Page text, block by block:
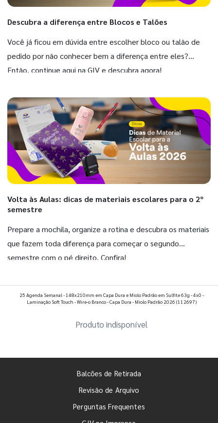
Descubra a diferença entre Blocos e Talões
Você já ficou em dúvida entre escolher bloco ou talão de
pedido por não conhecer bem a diferença entre eles?
Então, continue aqui na GIV e descubra agora!
Volta às Aulas: dicas de materiais escolares para o 2º
semestre
Prepare a mochila, organize a rotina e descubra os materiais
que fazem toda diferença para começar o segundo
semestre com o pé direito. Confira!
25 Agenda Semanal - 148x210mm em Capa Dura e Miolo Padrão em Sulfite 63g - 4x0 -
Laminação Soft Touch - Wire-o Branco - Capa Dura - Miolo Padrão 2026 (112697)
Produto indisponível
Balcões de Retirada
Revisão de Arquivo
Perguntas Frequentes